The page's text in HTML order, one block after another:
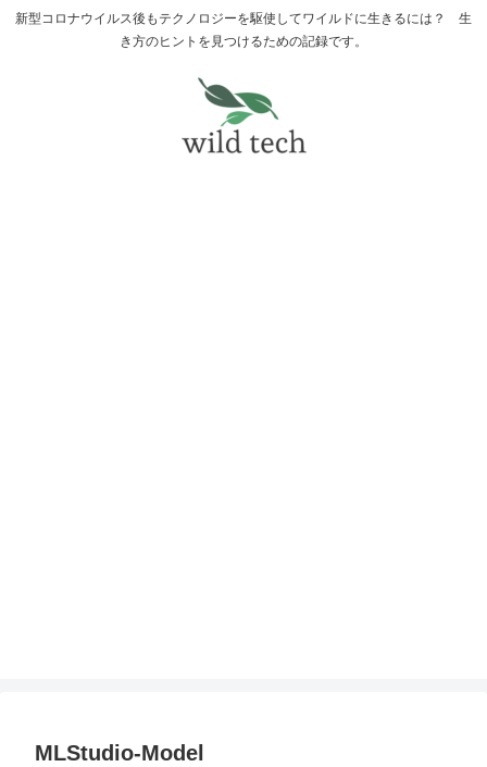
新型コロナウイルス後もテクノロジーを駆使してワイルドに生きるには？ 生
き方のヒントを見つけるための記録です。
MLStudio-Model